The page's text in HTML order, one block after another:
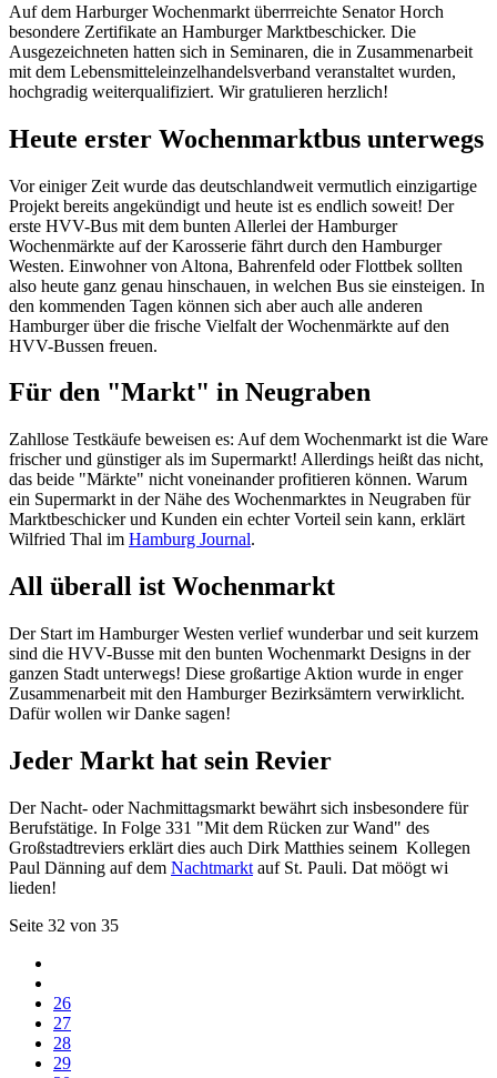
Auf dem Harburger Wochenmarkt überrreichte Senator Horch
besondere Zertifikate an Hamburger Marktbeschicker. Die
Ausgezeichneten hatten sich in Seminaren, die in Zusammenarbeit
mit dem Lebensmitteleinzelhandelsverband veranstaltet wurden,
hochgradig weiterqualifiziert. Wir gratulieren herzlich!
Heute erster Wochenmarktbus unterwegs
Vor einiger Zeit wurde das deutschlandweit vermutlich einzigartige
Projekt bereits angekündigt und heute ist es endlich soweit! Der
erste HVV-Bus mit dem bunten Allerlei der Hamburger
Wochenmärkte auf der Karosserie fährt durch den Hamburger
Westen. Einwohner von Altona, Bahrenfeld oder Flottbek sollten
also heute ganz genau hinschauen, in welchen Bus sie einsteigen. In
den kommenden Tagen können sich aber auch alle anderen
Hamburger über die frische Vielfalt der Wochenmärkte auf den
HVV-Bussen freuen.
Für den "Markt" in Neugraben
Zahllose Testkäufe beweisen es: Auf dem Wochenmarkt ist die Ware
frischer und günstiger als im Supermarkt! Allerdings heißt das nicht,
das beide "Märkte" nicht voneinander profitieren können. Warum
ein Supermarkt in der Nähe des Wochenmarktes in Neugraben für
Marktbeschicker und Kunden ein echter Vorteil sein kann, erklärt
Wilfried Thal im Hamburg Journal.
All überall ist Wochenmarkt
Der Start im Hamburger Westen verlief wunderbar und seit kurzem
sind die HVV-Busse mit den bunten Wochenmarkt Designs in der
ganzen Stadt unterwegs! Diese großartige Aktion wurde in enger
Zusammenarbeit mit den Hamburger Bezirksämtern verwirklicht.
Dafür wollen wir Danke sagen!
Jeder Markt hat sein Revier
Der Nacht- oder Nachmittagsmarkt bewährt sich insbesondere für
Berufstätige. In Folge 331 "Mit dem Rücken zur Wand" des
Großstadtreviers erklärt dies auch Dirk Matthies seinem Kollegen
Paul Dänning auf dem Nachtmarkt auf St. Pauli. Dat möögt wi
lieden!
Seite 32 von 35
26
27
28
29